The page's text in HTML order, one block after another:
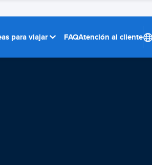
para viajar FAQAtención al cliente